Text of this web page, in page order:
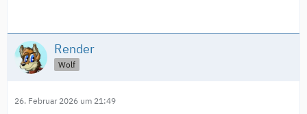
Render
Wolf
26. Februar 2026 um 21:49